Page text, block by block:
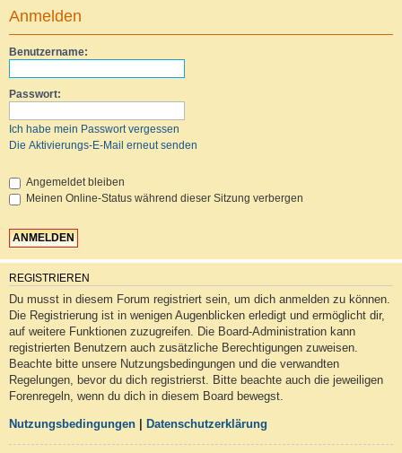
Anmelden
Benutzername:
Passwort:
Ich habe mein Passwort vergessen
Die Aktivierungs-E-Mail erneut senden
Angemeldet bleiben
Meinen Online-Status während dieser Sitzung verbergen
REGISTRIEREN
Du musst in diesem Forum registriert sein, um dich anmelden zu können.
Die Registrierung ist in wenigen Augenblicken erledigt und ermöglicht dir,
auf weitere Funktionen zuzugreifen. Die Board-Administration kann
registrierten Benutzern auch zusätzliche Berechtigungen zuweisen.
Beachte bitte unsere Nutzungsbedingungen und die verwandten
Regelungen, bevor du dich registrierst. Bitte beachte auch die jeweiligen
Forenregeln, wenn du dich in diesem Board bewegst.
Nutzungsbedingungen Datenschutzerklärung